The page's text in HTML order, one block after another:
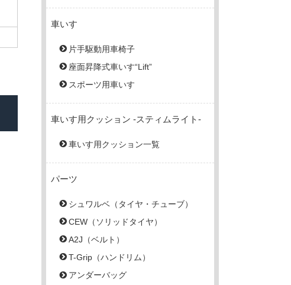
車いす
片手駆動用車椅子
座面昇降式車いす“Lift”
スポーツ用車いす
車いす用クッション -スティムライト-
車いす用クッション一覧
パーツ
シュワルベ（タイヤ・チューブ）
CEW（ソリッドタイヤ）
A2J（ベルト）
T-Grip（ハンドリム）
アンダーバッグ